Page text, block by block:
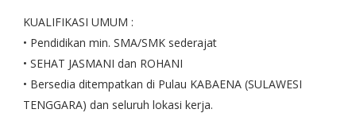
KUALIFIKASI UMUM :
• Pendidikan min. SMA/SMK sederajat
• SEHAT JASMANI dan ROHANI
• Bersedia ditempatkan di Pulau KABAENA (SULAWESI
TENGGARA) dan seluruh lokasi kerja.